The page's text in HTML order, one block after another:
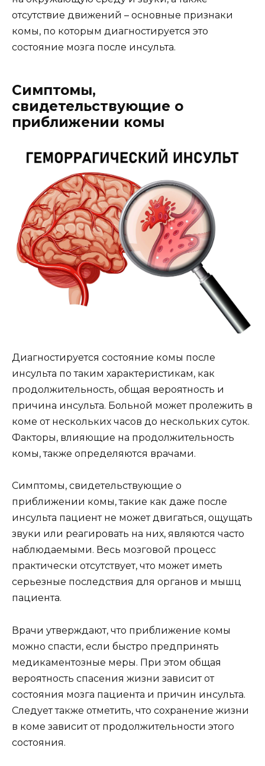
отсутствие движений – основные признаки
комы, по которым диагностируется это
состояние мозга после инсульта.
Симптомы,
свидетельствующие о
приближении комы
Диагностируется состояние комы после
инсульта по таким характеристикам, как
продолжительность, общая вероятность и
причина инсульта. Больной может пролежить в
коме от нескольких часов до нескольких суток.
Факторы, влияющие на продолжительность
комы, также определяются врачами.
Симптомы, свидетельствующие о
приближении комы, такие как даже после
инсульта пациент не может двигаться, ощущать
звуки или реагировать на них, являются часто
наблюдаемыми. Весь мозговой процесс
практически отсутствует, что может иметь
серьезные последствия для органов и мышц
пациента.
Врачи утверждают, что приближение комы
можно спасти, если быстро предпринять
медикаментозные меры. При этом общая
вероятность спасения жизни зависит от
состояния мозга пациента и причин инсульта.
Следует также отметить, что сохранение жизни
в коме зависит от продолжительности этого
состояния.